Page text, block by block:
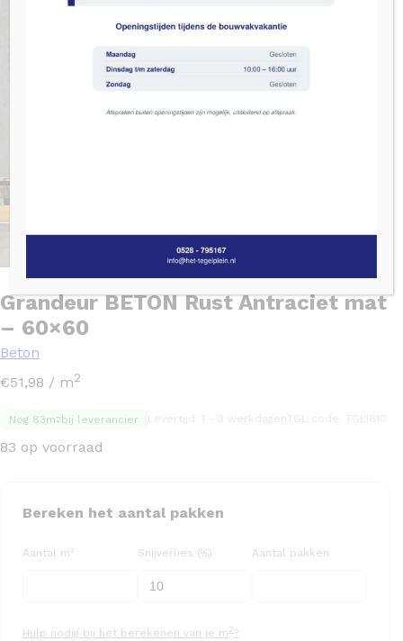
Grandeur BETON Rust Antraciet mat
– 60×60
Beton
€51,98 / m2
Nog 83m2bij leverancier
83 op voorraad
Bereken het aantal pakken
Aantal m² Snijverlies (%) Aantal pakken
Hulp nodig bij het berekenen van je m 2?